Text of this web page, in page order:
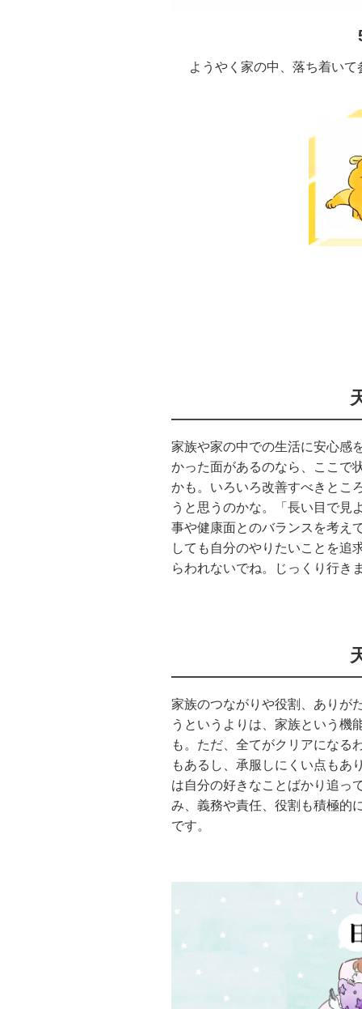
ようやく家の中、落ち着い
家族や家の中での生活に安心感
かった面があるのなら、ここで
かも。いろいろ改善すべきとこ
うと思うのかな。「長い目で見
事や健康面とのバランスを考え
しても自分のやりたいことを追
らわれないでね。じっくり行き
家族のつながりや役割、ありが
うというよりは、家族という機
も。ただ、全てがクリアになる
もあるし、承服しにくい点もあ
は自分の好きなことばかり追っ
み、義務や責任、役割も積極的
です。